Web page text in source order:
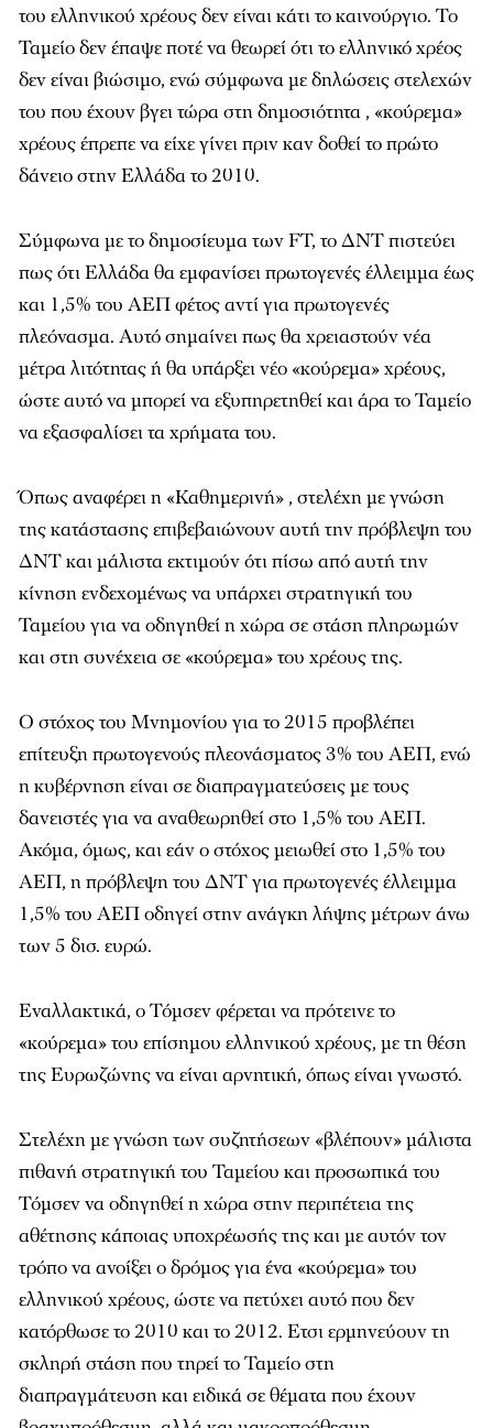
του ελληνικού χρέους δεν είναι κάτι το καινούργιο. Το
Ταμείο δεν έπαψε ποτέ να θεωρεί ότι το ελληνικό χρέος
δεν είναι βιώσιμο, ενώ σύμφωνα με δηλώσεις στελεχών
του που έχουν βγει τώρα στη δημοσιότητα , «κούρεμα»
χρέους έπρεπε να είχε γίνει πριν καν δοθεί το πρώτο
δάνειο στην Ελλάδα το 2010.
Σύμφωνα με το δημοσίευμα των FT, το ΔΝΤ πιστεύει
πως ότι Ελλάδα θα εμφανίσει πρωτογενές έλλειμμα έως
και 1,5% του ΑΕΠ φέτος αντί για πρωτογενές
πλεόνασμα. Αυτό σημαίνει πως θα χρειαστούν νέα
μέτρα λιτότητας ή θα υπάρξει νέο «κούρεμα» χρέους,
ώστε αυτό να μπορεί να εξυπηρετηθεί και άρα το Ταμείο
να εξασφαλίσει τα χρήματα του.
Όπως αναφέρει η «Καθημερινή» , στελέχη με γνώση
της κατάστασης επιβεβαιώνουν αυτή την πρόβλεψη του
ΔΝΤ και μάλιστα εκτιμούν ότι πίσω από αυτή την
κίνηση ενδεχομένως να υπάρχει στρατηγική του
Ταμείου για να οδηγηθεί η χώρα σε στάση πληρωμών
και στη συνέχεια σε «κούρεμα» του χρέους της.
Ο στόχος του Μνημονίου για το 2015 προβλέπει
επίτευξη πρωτογενούς πλεονάσματος 3% του ΑΕΠ, ενώ
η κυβέρνηση είναι σε διαπραγματεύσεις με τους
δανειστές για να αναθεωρηθεί στο 1,5% του ΑΕΠ.
Ακόμα, όμως, και εάν ο στόχος μειωθεί στο 1,5% του
ΑΕΠ, η πρόβλεψη του ΔΝΤ για πρωτογενές έλλειμμα
1,5% του ΑΕΠ οδηγεί στην ανάγκη λήψης μέτρων άνω
των 5 δισ. ευρώ.
Εναλλακτικά, ο Τόμσεν φέρεται να πρότεινε το
«κούρεμα» του επίσημου ελληνικού χρέους, με τη θέση
της Ευρωζώνης να είναι αρνητική, όπως είναι γνωστό.
Στελέχη με γνώση των συζητήσεων «βλέπουν» μάλιστα
πιθανή στρατηγική του Ταμείου και προσωπικά του
Τόμσεν να οδηγηθεί η χώρα στην περιπέτεια της
αθέτησης κάποιας υποχρέωσής της και με αυτόν τον
τρόπο να ανοίξει ο δρόμος για ένα «κούρεμα» του
ελληνικού χρέους, ώστε να πετύχει αυτό που δεν
κατόρθωσε το 2010 και το 2012. Ετσι ερμηνεύουν τη
σκληρή στάση που τηρεί το Ταμείο στη
διαπραγμάτευση και ειδικά σε θέματα που έχουν